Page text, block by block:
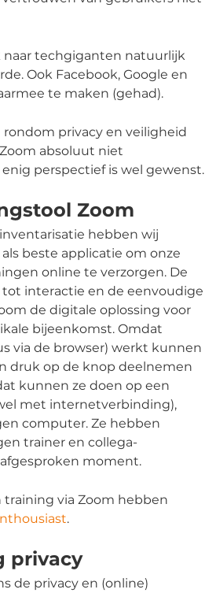
naar techgiganten natuurlijk
Ook Facebook, Google en
te maken (gehad).
privacy en veiligheid
absoluut niet
enig perspectief is wel gewenst.
Zoom
hebben wij
beste applicatie om onze
online te verzorgen. De
interactie en de eenvoudige
de digitale oplossing voor
bijeenkomst. Omdat
via de browser) werkt kunnen
druk op de knop deelnemen
kunnen ze doen op een
met internetverbinding),
computer. Ze hebben
trainer en collega-
moment.
training via Zoom hebben
.
privacy
de privacy en (online)